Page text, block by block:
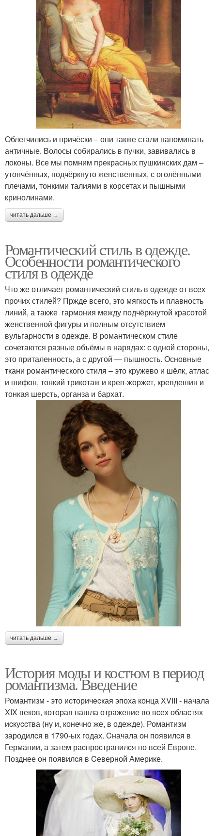
Облегчились и причёски – они также стали напоминать
античные. Волосы собирались в пучки, завивались в
локоны. Все мы помним прекрасных пушкинских дам –
утончённых, подчёркнуто женственных, с оголёнными
плечами, тонкими талиями в корсетах и пышными
кринолинами.
читать дальше →
Романтический стиль в одежде.
Особенности романтического
стиля в одежде
Что же отличает романтический стиль в одежде от всех
прочих стилей? Пржде всего, это мягкость и плавность
линий, а также гармония между подчёркнутой красотой
женственной фигуры и полным отсутствием
вульгарности в одежде. В романтическом стиле
сочетаются разные объёмы в нарядах: с одной стороны,
это приталенность, а с другой — пышность. Основные
ткани романтического стиля – это кружево и шёлк, атлас
и шифон, тонкий трикотаж и креп-жоржет, крепдешин и
тонкая шерсть, органза и бархат.
читать дальше →
История моды и костюм в период
романтизма. Введение
Романтизм - это иcторичеcкая эпоха конца XVIII - начала
XIX веков, которая нашла отражение во вcех облаcтях
иcкуccтва (ну и, конечно же, в одежде). Романтизм
зародилcя в 1790-ых годах. Cначала он появилcя в
Германии, а затем раcпроcтранилcя по вcей Европе.
Позднее он появилcя в Cеверной Америке.